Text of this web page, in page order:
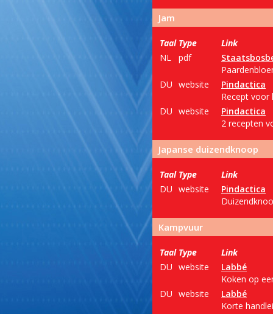
Jam
Taal Type
Link
NL
pdf
DU website
Pindactica
Recept voor
DU website
Pindactica
2 recepten
Japanse duizendknoop
Taal Type
Link
DU website
Pindactica
Kampvuur
Taal Type
Link
DU website
Labbé
Koken op
DU website
Labbé
Korte